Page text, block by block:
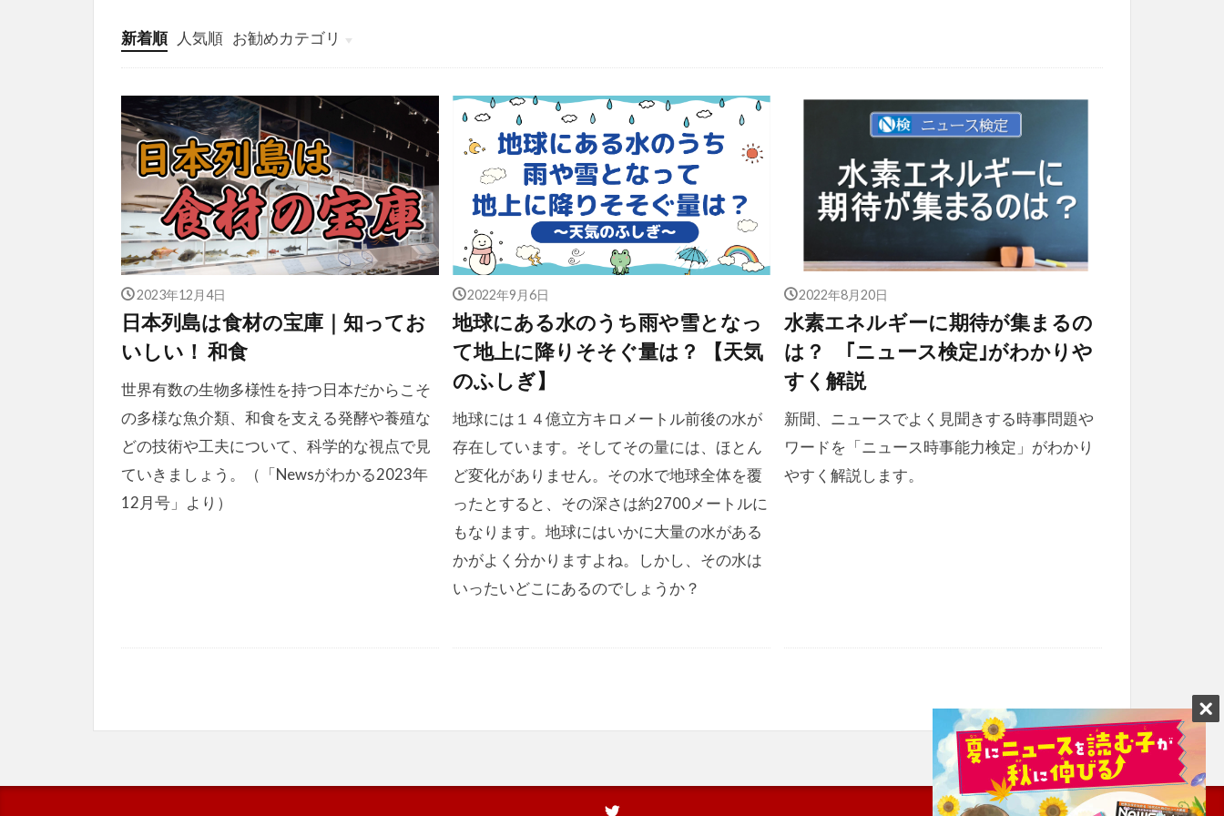
新着順 人気順 お勧めカテゴリ
投稿
学び
マンガ
電子書籍
2023年12月4日
日本列島は食材の宝庫｜知ってお
いしい！ 和食
世界有数の生物多様性を持つ日本だからこそ
の多様な魚介類、和食を支える発酵や養殖な
どの技術や工夫について、科学的な視点で見
ていきましょう。（「Newsがわかる2023年
12月号」より）
2022年9月6日
地球にある水のうち雨や雪となっ
て地上に降りそそぐ量は？ 【天気
のふしぎ】
地球には１４億立方キロメートル前後の水が
存在しています。そしてその量には、ほとん
ど変化がありません。その水で地球全体を覆
ったとすると、その深さは約2700メートルに
もなります。地球にはいかに大量の水がある
かがよく分かりますよね。しかし、その水は
いったいどこにあるのでしょうか？
2022年8月20日
水素エネルギーに期待が集まるの
は？ ｢ニュース検定｣がわかりや
すく解説
新聞、ニュースでよく見聞きする時事問題や
ワードを「ニュース時事能力検定」がわかり
やすく解説します。